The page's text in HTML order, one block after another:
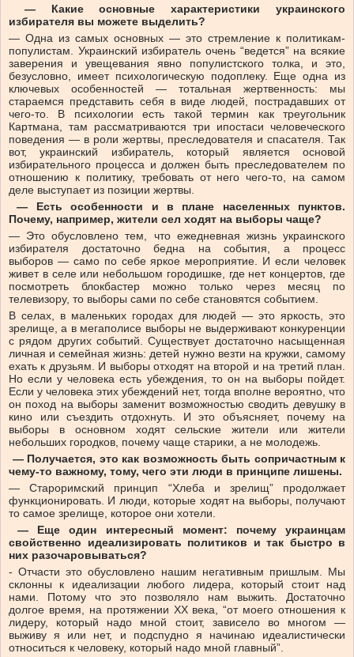
— Какие основные характеристики украинского
избирателя вы можете выделить?
— Одна из самых основных — это стремление к политикам-
популистам. Украинский избиратель очень “ведется” на всякие
заверения и увещевания явно популистского толка, и это,
безусловно, имеет психологическую подоплеку. Еще одна из
ключевых особенностей — тотальная жертвенность: мы
стараемся представить себя в виде людей, пострадавших от
чего-то. В психологии есть такой термин как треугольник
Картмана, там рассматриваются три ипостаси человеческого
поведения — в роли жертвы, преследователя и спасателя. Так
вот, украинский избиратель, который является основой
избирательного процесса и должен быть преследователем по
отношению к политику, требовать от него чего-то, на самом
деле выступает из позиции жертвы.
— Есть особенности и в плане населенных пунктов.
Почему, например, жители сел ходят на выборы чаще?
— Это обусловлено тем, что ежедневная жизнь украинского
избирателя достаточно бедна на события, а процесс
выборов — само по себе яркое мероприятие. И если человек
живет в селе или небольшом городишке, где нет концертов, где
посмотреть блокбастер можно только через месяц по
телевизору, то выборы сами по себе становятся событием.
В селах, в маленьких городах для людей — это яркость, это
зрелище, а в мегаполисе выборы не выдерживают конкуренции
с рядом других событий. Существует достаточно насыщенная
личная и семейная жизнь: детей нужно везти на кружки, самому
ехать к друзьям. И выборы отходят на второй и на третий план.
Но если у человека есть убеждения, то он на выборы пойдет.
Если у человека этих убеждений нет, тогда вполне вероятно, что
он поход на выборы заменит возможностью сводить девушку в
кино или съездить отдохнуть. И это объясняет, почему на
выборы в основном ходят сельские жители или жители
небольших городков, почему чаще старики, а не молодежь.
— Получается, это как возможность быть сопричастным к
чему-то важному, тому, чего эти люди в принципе лишены.
— Староримский принцип “Хлеба и зрелищ” продолжает
функционировать. И люди, которые ходят на выборы, получают
то самое зрелище, которое они хотели.
— Еще один интересный момент: почему украинцам
свойственно идеализировать политиков и так быстро в
них разочаровываться?
- Отчасти это обусловлено нашим негативным пришлым. Мы
склонны к идеализации любого лидера, который стоит над
нами. Потому что это позволяло нам выжить. Достаточно
долгое время, на протяжении ХХ века, “от моего отношения к
лидеру, который надо мной стоит, зависело во многом —
выживу я или нет, и подспудно я начинаю идеалистически
относиться к человеку, который надо мной главный”.